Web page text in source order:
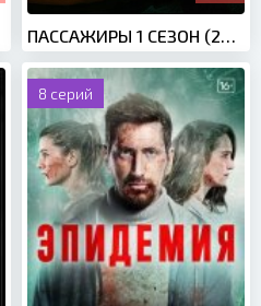
ПАССАЖИРЫ 1 СЕЗОН (2020)
8 серий